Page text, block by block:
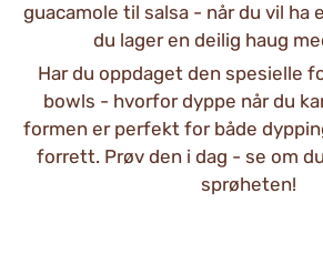
guacamole til salsa - når du vil ha
du lager en deilig haug
Har du oppdaget den spesielle
bowls - hvorfor dyppe når du
formen er perfekt for både
forrett. Prøv den i dag - se om
sprøheten!